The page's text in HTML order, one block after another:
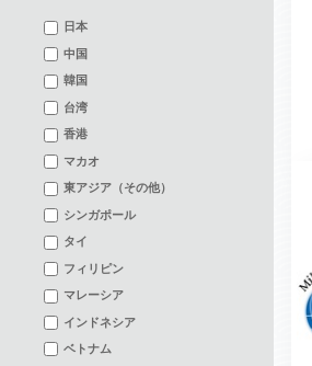
日本
中国
韓国
台湾
香港
マカオ
東アジア（その他）
シンガポール
タイ
フィリピン
マレーシア
インドネシア
ベトナム